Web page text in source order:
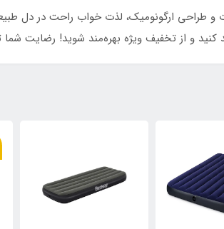
کنید و از تخفیف ویژه بهره‌مند شوید! رضایت